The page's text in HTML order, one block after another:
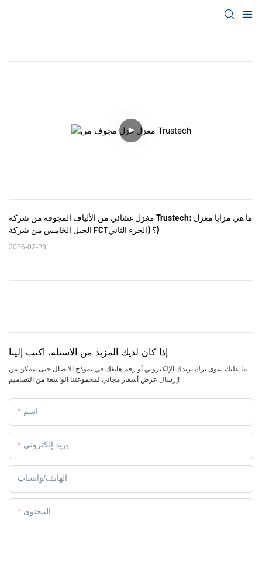
مغزل غشائي من الألياف المجوفة من شركة Trustech: ما هي مزايا مغزل
الجيل الخامس من شركة FCT؟ (الجزء الثاني)
2026-02-28
إذا كان لديك المزيد من الأسئلة، اكتب إلينا
ما عليك سوى ترك بريدك الإلكتروني أو رقم هاتفك في نموذج الاتصال حتى نتمكن من
إرسال عرض أسعار مجاني لمجموعتنا الواسعة من التصاميم!
اسم
بريد إلكتروني
الهاتف/واتساب
المحتوى